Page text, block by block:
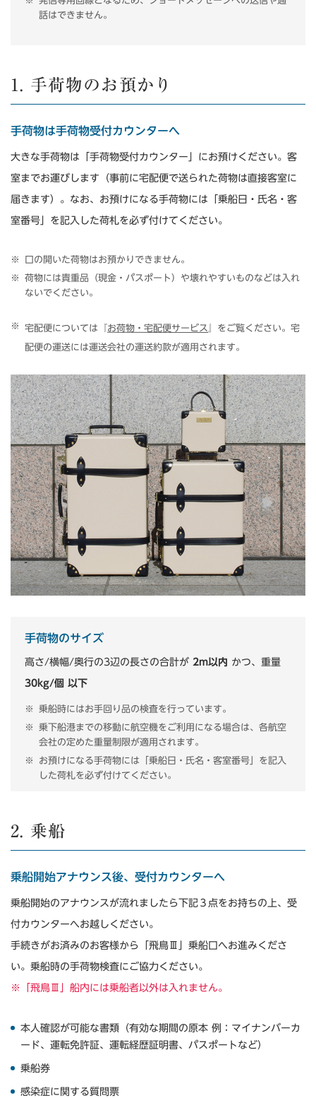
話はできません。
1. 手荷物のお預かり
手荷物は手荷物受付カウンターへ
大きな手荷物は「手荷物受付カウンター」にお預けください。客
室までお運びします（事前に宅配便で送られた荷物は直接客室に
届きます）。なお、お預けになる手荷物には「乗船日・氏名・客
室番号」を記入した荷札を必ず付けてください。
口の開いた荷物はお預かりできません。
荷物には貴重品（現金・パスポート）や壊れやすいものなどは入れ
ないでください。
宅配便については『お荷物・宅配便サービス 』をご覧ください。宅
配便の運送には運送会社の運送約款が適用されます。
手荷物のサイズ
高さ/横幅/奥行の3辺の長さの合計が 2m以内 かつ、重量
30kg/個 以下
乗船時にはお手回り品の検査を行っています。
乗下船港までの移動に航空機をご利用になる場合は、各航空
会社の定めた重量制限が適用されます。
お預けになる手荷物には「乗船日・氏名・客室番号」を記入
した荷札を必ず付けてください。
2. 乗船
乗船開始アナウンス後、受付カウンターへ
乗船開始のアナウンスが流れましたら下記３点をお持ちの上、受
付カウンターへお越しください。
手続きがお済みのお客様から「飛鳥Ⅲ」乗船口へお進みくださ
い。乗船時の手荷物検査にご協力ください。
※「飛鳥Ⅲ」船内には乗船者以外は入れません。
本人確認が可能な書類（有効な期間の原本 例：マイナンバーカ
ード、運転免許証、運転経歴証明書、パスポートなど）
乗船券
感染症に関する質問票